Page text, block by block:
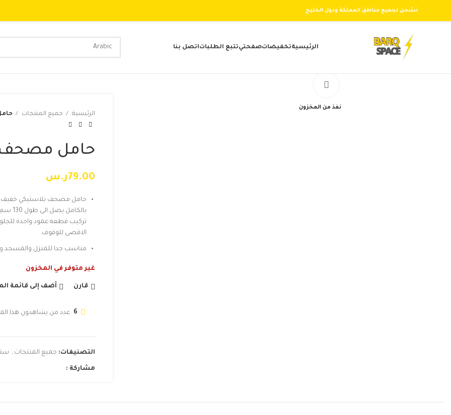
نشحن لجميع مناطق المملكة ودول الخليج
الرئيسيةتخفيضاتصفحتيتتبع الطلباتاتصل بنا
نفذ من المخزون
الرئيسية جميع المنتجات
حامل مصحف
79.00ر.س
حامل مصحف بلاستيكي خفيف
الاقصى للوقوف.
مناسب جدا للمنزل والمسجد
غير متوفر في المخزون
قارن أضف إلى قائمة
6 عدد من يشاهدون هذا
التصنيفات: جميع المنتجات ,
مشاركة :